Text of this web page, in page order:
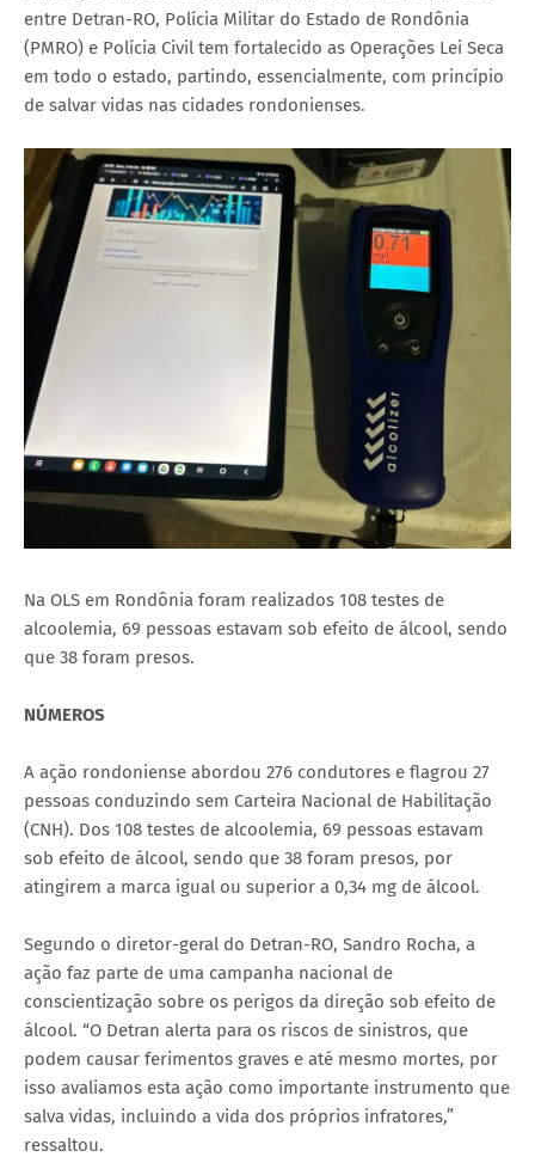
entre Detran-RO, Polícia Militar do Estado de Rondônia
(PMRO) e Polícia Civil tem fortalecido as Operações Lei Seca
em todo o estado, partindo, essencialmente, com princípio
de salvar vidas nas cidades rondonienses.
Na OLS em Rondônia foram realizados 108 testes de
alcoolemia, 69 pessoas estavam sob efeito de álcool, sendo
que 38 foram presos.
NÚMEROS
A ação rondoniense abordou 276 condutores e flagrou 27
pessoas conduzindo sem Carteira Nacional de Habilitação
(CNH). Dos 108 testes de alcoolemia, 69 pessoas estavam
sob efeito de álcool, sendo que 38 foram presos, por
atingirem a marca igual ou superior a 0,34 mg de álcool.
Segundo o diretor-geral do Detran-RO, Sandro Rocha, a
ação faz parte de uma campanha nacional de
conscientização sobre os perigos da direção sob efeito de
álcool. “O Detran alerta para os riscos de sinistros, que
podem causar ferimentos graves e até mesmo mortes, por
isso avaliamos esta ação como importante instrumento que
salva vidas, incluindo a vida dos próprios infratores,”
ressaltou.